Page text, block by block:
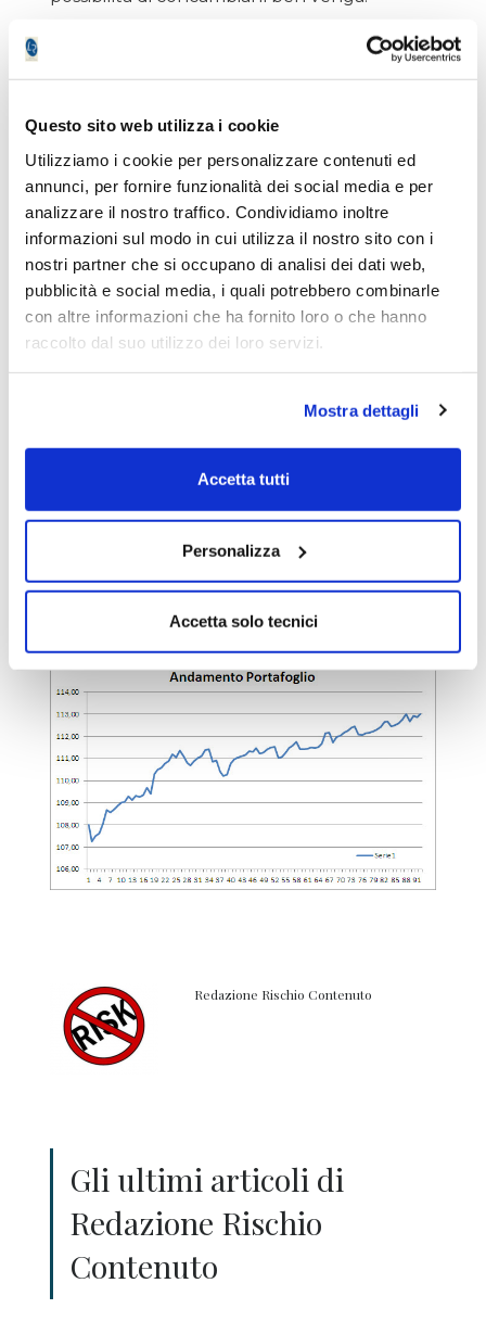
Questo sito web utilizza i cookie
Utilizziamo i cookie per personalizzare contenuti ed
annunci, per fornire funzionalità dei social media e per
analizzare il nostro traffico. Condividiamo inoltre
informazioni sul modo in cui utilizza il nostro sito con i
nostri partner che si occupano di analisi dei dati web,
pubblicità e social media, i quali potrebbero combinarle
con altre informazioni che ha fornito loro o che hanno
raccolto dal suo utilizzo dei loro servizi.
Mostra dettagli
Accetta tutti
Personalizza
Accetta solo tecnici
Al tempo stesso abbiamo individuato i
possibili candidati per prendere posizione
condizioni per farlo. Come già anticipato ci
siamo rivolti agli ETF, poiché ci permettono
di diversificare in modo efficiente il rischio
azioni; il più diversificato possibile, salvo che
un tema in particolare dimostri di essere
preferibile. Ci piacciono in particolare i
Minimum Variance, che hanno l’indubbio
pregio di saper contenere molto bene la
volatilità, così come ci piacciono gli azionari
globali (ad esempio il Titans 50) o l’MSCI
MSCI World a cambio coperto, che per noi
investitori in Euro è spesso cosa buona e
prudente. Vediamo come si evolvono le cose
Portafoglio aggiornato nell’apposita sezione
e grafico del NAV come di consueto anche
Redazione Rischio Contenuto
Gli ultimi articoli di
Redazione Rischio
Contenuto